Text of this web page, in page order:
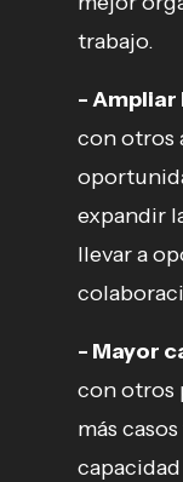
trabajo.
- Ampliar
con otros
expandir
llevar a
- Mayor
con otros
más